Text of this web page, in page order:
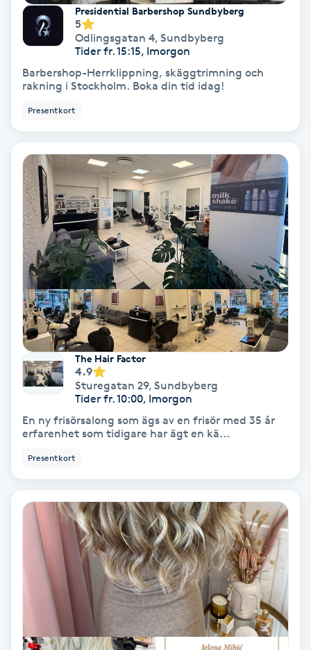
Fillers
Fotmassage
Fotsvamp
Fransar
Fransborttagning
Fransfärgning
Fransförlängning
Fransförlängning Megavolym
Fransförlängning Volym
Fransk manikyr
Fransrengöring
Friskvård
Friskvårdsmassage
Funktionsanalys
Presidential Barbershop Sundbyberg
5
Odlingsgatan 4, Sundbyberg
Tider fr. 15:15, Imorgon
Barbershop-Herrklippning, skäggtrimning och
rakning i Stockholm. Boka din tid idag!
Presentkort
The Hair Factor
4.9
Sturegatan 29, Sundbyberg
Tider fr. 10:00, Imorgon
En ny frisörsalong som ägs av en frisör med 35 år
erfarenhet som tidigare har ägt en kä...
Presentkort